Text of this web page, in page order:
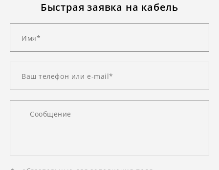
Быстрая заявка на кабель